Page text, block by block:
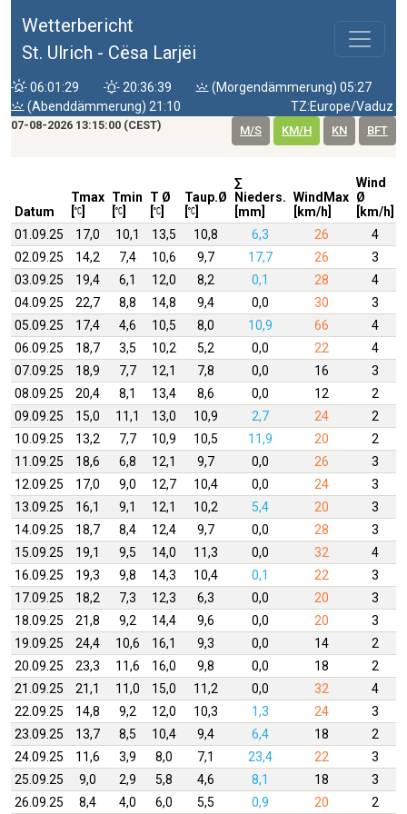
Wetterbericht
St. Ulrich - Cësa Larjëi
06:01:29 20:36:39
(Morgendämmerung) 05:27
(Abenddämmerung) 21:10
TZ:Europe/Vaduz
07-08-2026 13:15:00 (CEST) M/S KM/H KN BFT
Datum
Tmax Tmin
T Ø
Taup.Ø
∑
Nieders.
[mm]
WindMax
[km/h]
Wind
Ø
[km/h]
01.09.25 17,0 10,1 13,5 10,8 6,3 26
4
02.09.25
14,2 7,4 10,6 9,7 17,7 26 3
03.09.25
19,4 6,1 12,0 8,2 0,1 28 4
04.09.25
22,7 8,8 14,8 9,4 0,0 30
3
05.09.25
17,4 4,6 10,5 8,0 10,9 66
4
06.09.25
18,7 3,5 10,2 5,2 0,0 22 4
07.09.25
18,9 7,7 12,1 7,8 0,0 16
3
08.09.25
20,4 8,1 13,4 8,6 0,0 12 2
09.09.25
15,0 11,1 13,0 10,9 2,7 24
2
10.09.25
13,2 7,7 10,9 10,5 11,9 20
2
11.09.25
18,6 6,8 12,1 9,7 0,0 26
3
12.09.25
17,0 9,0 12,7 10,4 0,0 24
3
13.09.25
16,1 9,1 12,1 10,2 5,4 20
3
14.09.25
18,7 8,4 12,4 9,7 0,0 28
3
15.09.25
19,1 9,5 14,0 11,3 0,0 32
4
16.09.25
19,3 9,8 14,3 10,4 0,1 22
3
17.09.25
18,2 7,3 12,3 6,3 0,0 20 3
18.09.25
21,8 9,2 14,4 9,6 0,0 20
3
19.09.25
24,4 10,6 16,1 9,3 0,0 14
2
20.09.25
23,3 11,6 16,0 9,8 0,0 18
2
21.09.25
21,1 11,0 15,0 11,2 0,0 32 4
22.09.25
14,8 9,2 12,0 10,3 1,3 24
3
23.09.25
13,7 8,5 10,4 9,4 6,4 18 2
24.09.25
11,6 3,9 8,0 7,1 23,4 22 3
25.09.25
9,0 2,9 5,8 4,6 8,1 18 3
26.09.25
8,4 4,0 6,0 5,5 0,9 20 2